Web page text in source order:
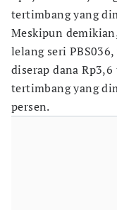
tertimbang yang
Meskipun
lelang seri
diserap dana
tertimbang yang
persen.